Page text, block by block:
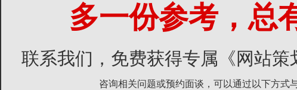
多一份参考，总
联系我们，免费获得专属《网站策
咨询相关问题或预约面谈，可以通过以下方式